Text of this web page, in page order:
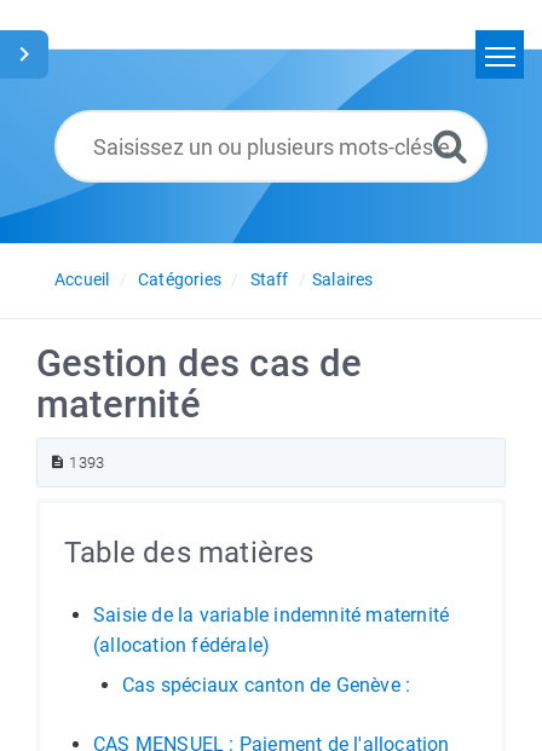
Glossaire
Français
Accueil
Catégories Staff Salaires
Gestion des cas de
maternité
1393
Table des matières
Saisie de la variable indemnité maternité
(allocation fédérale)
Cas spéciaux canton de Genève :
CAS MENSUEL : Paiement de l'allocation